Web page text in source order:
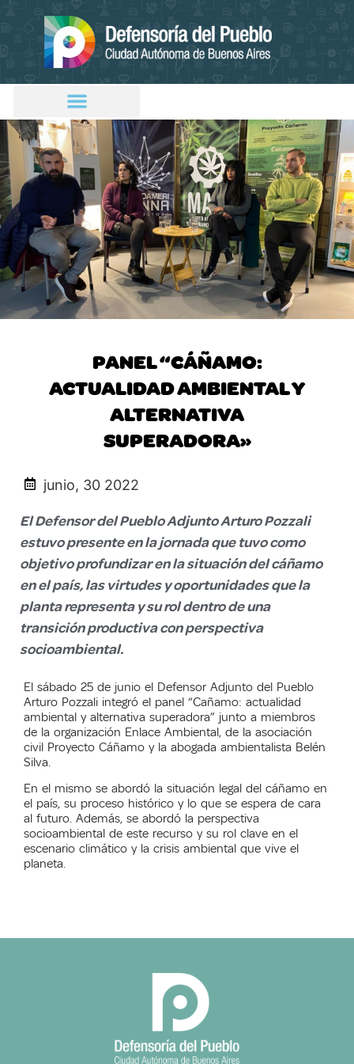
PANEL “CÁÑAMO:
ACTUALIDAD AMBIENTAL Y
ALTERNATIVA
SUPERADORA»
junio, 30 2022
El Defensor del Pueblo Adjunto Arturo Pozzali
estuvo presente en la jornada que tuvo como
objetivo profundizar en la situación del cáñamo
en el país, las virtudes y oportunidades que la
planta representa y su rol dentro de una
transición productiva con perspectiva
socioambiental.
El sábado 25 de junio el Defensor Adjunto del Pueblo
Arturo Pozzali integró el panel “Cañamo: actualidad
ambiental y alternativa superadora” junto a miembros
de la organización Enlace Ambiental, de la asociación
civil Proyecto Cáñamo y la abogada ambientalista Belén
Silva.
En el mismo se abordó la situación legal del cáñamo en
el país, su proceso histórico y lo que se espera de cara
al futuro. Además, se abordó la perspectiva
socioambiental de este recurso y su rol clave en el
escenario climático y la crisis ambiental que vive el
planeta.